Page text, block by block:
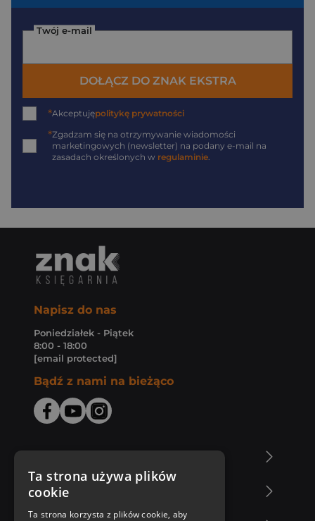
Twój e-mail
DOŁĄCZ DO ZNAK EKSTRA
*Akceptujępolitykę prywatności
*Zgadzam się na otrzymywanie wiadomości
marketingowych (newsletter) na podany e-mail na
zasadach określonych w regulaminie
Napisz do nas
Poniedziałek - Piątek
8:00 - 18:00
[email protected]
Bądź z nami na bieżąco
Zakupy u nas
Ta strona używa plików
cookie
Ta strona korzysta z plików cookie, aby